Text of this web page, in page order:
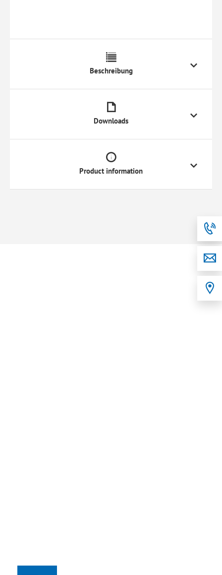
Beschreibung
Downloads
Product information